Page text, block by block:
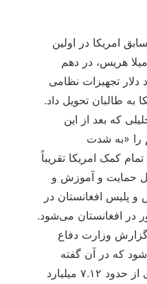
امریکا در اولین
هریس، در دهم
از «۸۵ میلیارد دلار تجهیزات نظامی
به طالبان تحویل داد.
که بعد از این
را «به شدت
کمک امریکا تقریباً
حمایت و آموزش و
پلیس افغانستان در
در افغانستان می‌شود.
وزارت دفاع
۲۰۲۲ یاد می‌شود که در آن گفته
می‌شود «طالبان بخش زیادی از حدود ۷.۱۲ میلیارد